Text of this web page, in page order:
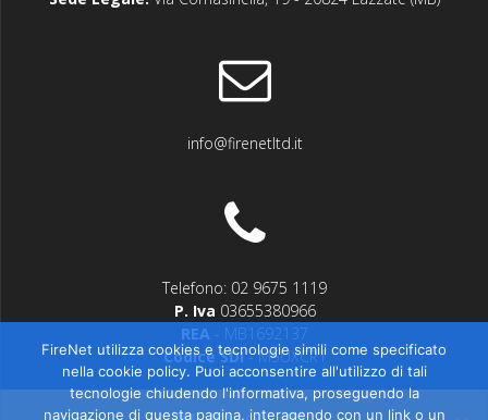
info@firenetltd.it
Telefono: 02 9675 1119
P. Iva 03655380966
REA - MB1692137
Codice SDI- M5UXCR1
FireNet utilizza cookies e tecnologie simili come specificato
nella cookie policy. Puoi acconsentire all'utilizzo di tali
tecnologie chiudendo l'informativa, proseguendo la
navigazione di questa pagina, interagendo con un link o un